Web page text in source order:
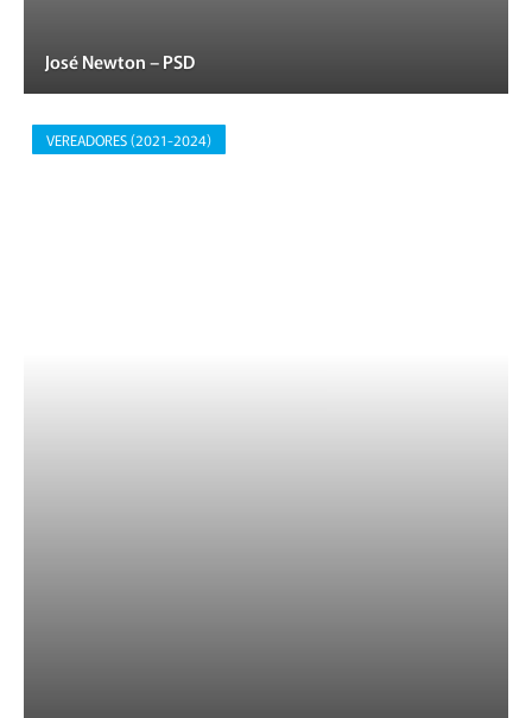
José Newton – PSD
VEREADORES (2021-2024)